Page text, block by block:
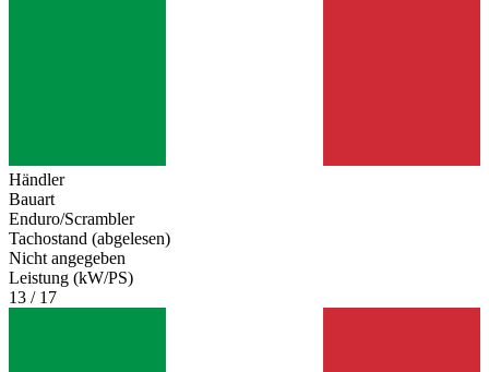
Händler
Bauart
Enduro/Scrambler
Tachostand (abgelesen)
Nicht angegeben
Leistung (kW/PS)
13 / 17